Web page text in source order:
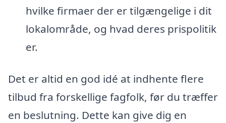
hvilke firmaer der er tilgængelige i dit
lokalområde, og hvad deres prispolitik
er.
Det er altid en god idé at indhente flere
tilbud fra forskellige fagfolk, før du træffer
en beslutning. Dette kan give dig en